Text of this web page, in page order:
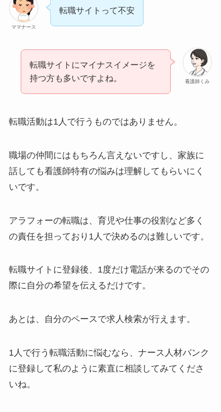
ママナース
転職サイトって不安
看護師くみ
転職サイトにマイナスイメージを
持つ方も多いですよね。
転職活動は1人で行うものではありません。
職場の仲間にはもちろん言えないですし、家族に
話しても看護師特有の悩みは理解してもらいにく
いです。
アラフォーの転職は、育児や仕事の役割など多く
の責任を担っており1人で決めるのは難しいです。
転職サイトに登録後、 1度だけ電話が来るのでその
際に自分の希望を伝えるだけです。
あとは、 自分のペースで求人検索が行えます。
1人で行う転職活動に悩むなら、ナース人材バンク
に登録して私のように素直に相談してみてくださ
いね。